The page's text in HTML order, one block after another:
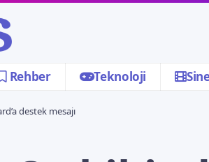
Rehber Teknoloji
destek mesajı